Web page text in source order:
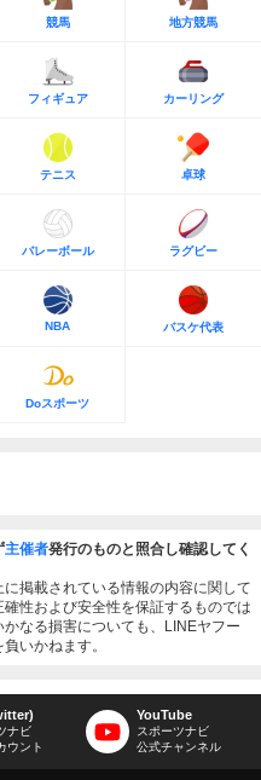
競馬 地方競馬
フィギュア カーリング
テニス 卓球
バレーボール ラグビー
NBA バスケ代表
Doスポーツ
主催者発行のものと照合し確認してく
掲載されている情報の内容に関して
性および安全性を保証するものでは
なる損害についても、LINEヤフー
いかねます。
ナビ
ウント
YouTube
スポーツナビ
公式チャンネル